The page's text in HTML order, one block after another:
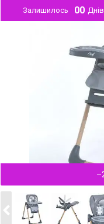
Залишилось 00 Днів